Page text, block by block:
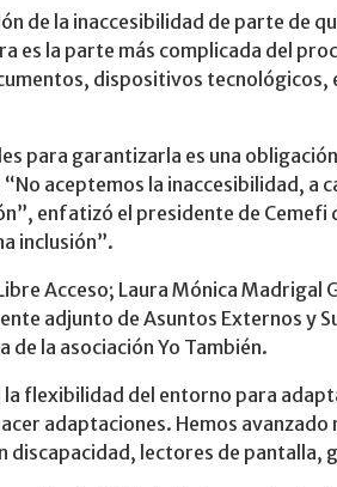
de la inaccesibilidad de parte de
es la parte más complicada del
dispositivos
para garantizarla es una
aceptemos la inaccesibilidad, a
enfatizó el presidente de Cemefi
inclusión”.
Acceso; Laura Mónica Madrigal
adjunto de Asuntos Externos
la asociación Yo También.
flexibilidad del entorno para
adaptaciones. Hemos
lectores de pantalla,